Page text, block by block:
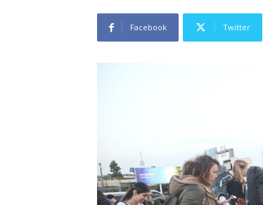
Facebook Twitter